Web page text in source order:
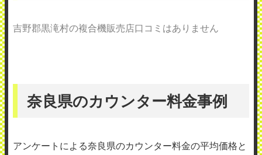
吉野郡黒滝村の複合機販売店口コミはありません
奈良県のカウンター料金事例
アンケートによる奈良県のカウンター料金の平均価格と